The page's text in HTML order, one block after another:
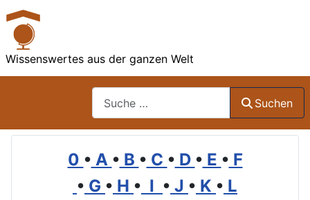
Wissenswertes aus der ganzen Welt
Suchen
0 • A • B • C • D • E • F
• G • H • I • J • K • L